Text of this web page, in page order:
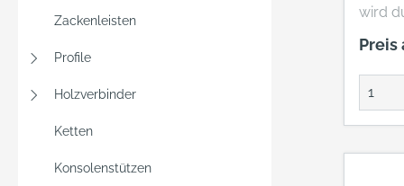
Zackenleisten
Profile
Holzverbinder
Ketten
Konsolenstützen
wird
Tür
dies
des
Preis